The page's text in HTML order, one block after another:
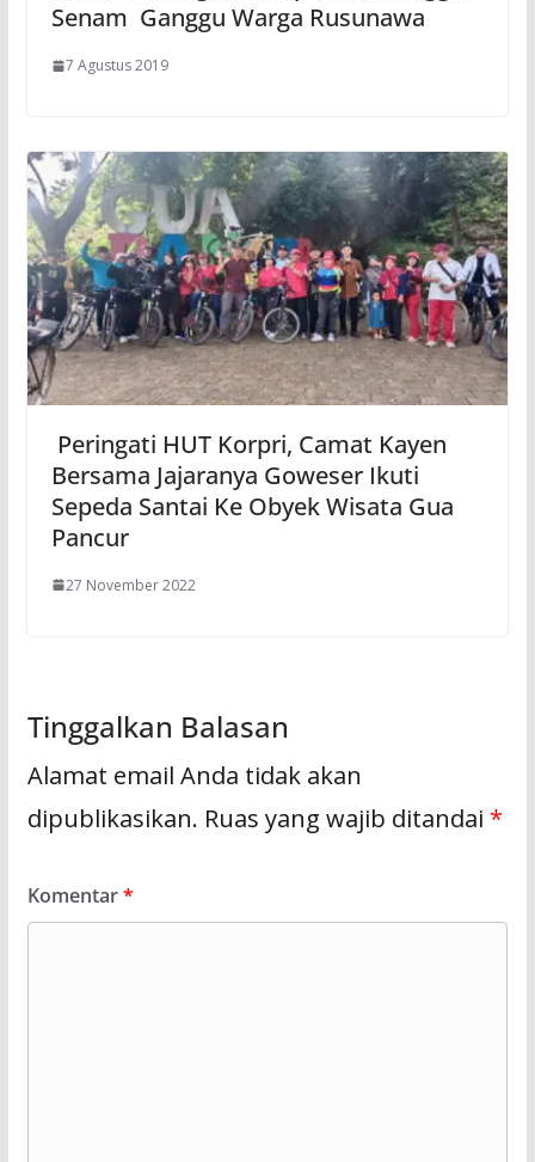
Senam Ganggu Warga Rusunawa
7 Agustus 2019
Peringati HUT Korpri, Camat Kayen
Bersama Jajaranya Goweser Ikuti
Sepeda Santai Ke Obyek Wisata Gua
Pancur
27 November 2022
Tinggalkan Balasan
Alamat email Anda tidak akan
dipublikasikan. Ruas yang wajib ditandai *
Komentar*